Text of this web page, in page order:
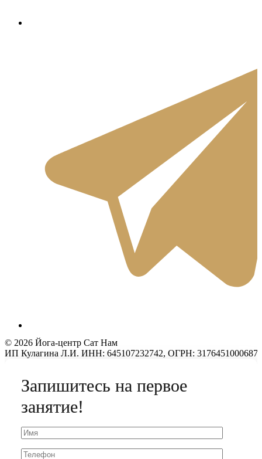
© 2026 Йога-центр Сат Нам
ИП Кулагина Л.И. ИНН: 645107232742, ОГРН:
Запишитесь на первое
занятие!